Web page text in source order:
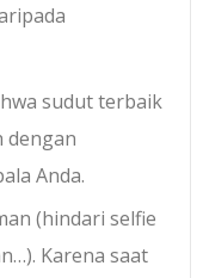
sudut terbaik
dengan
Anda.
(hindari selfie
Karena saat